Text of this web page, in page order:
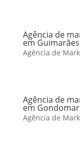
Agência de
em Guimarães
Agência de
Agência de
em Gondomar
Agência de